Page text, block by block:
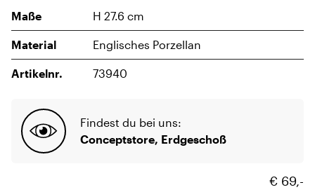
Maße H 27.6 cm
Material Englisches Porzellan
Artikelnr. 73940
Findest du bei uns:
Conceptstore, Erdgeschoß
€ 69,-